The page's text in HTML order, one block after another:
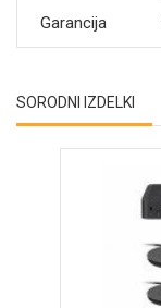
Garancija
SORODNI IZDELKI